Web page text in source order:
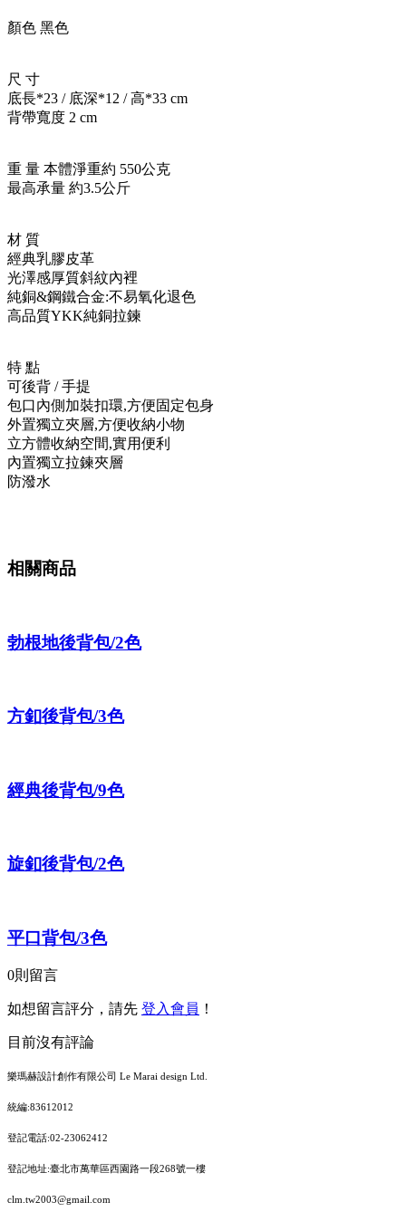
顏色 黑色
尺 寸
底長*23 / 底深*12 / 高*33 cm
背帶寬度 2 cm
重 量 本體淨重約 550公克
最高承量 約3.5公斤
材 質
經典乳膠皮革
光澤感厚質斜紋內裡
純銅&鋼鐵合金:不易氧化退色
高品質YKK純銅拉鍊
特 點
可後背 / 手提
包口內側加裝扣環,方便固定包身
外置獨立夾層,方便收納小物
立方體收納空間,實用便利
內置獨立拉鍊夾層
防潑水
相關商品
勃根地後背包/2色
方釦後背包/3色
經典後背包/9色
旋釦後背包/2色
平口背包/3色
0則留言
如想留言評分，請先 登入會員 ！
目前沒有評論
樂瑪赫設計創作有限公司 Le Marai design Ltd.
統編:83612012
登記電話:02-23062412
登記地址:臺北市萬華區西園路一段268號一樓
clm.tw2003@gmail.com